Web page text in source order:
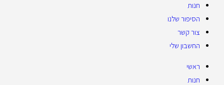
חנות
הסיפור שלנו
צור קשר
החשבון שלי
ראשי
חנות